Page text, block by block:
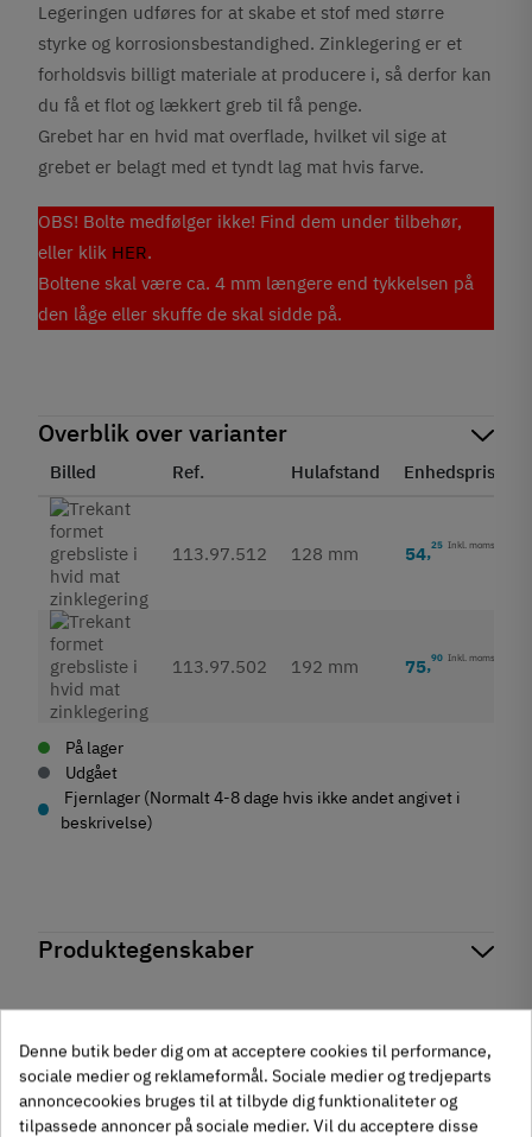
Legeringen udføres for at skabe et stof med større
styrke og korrosionsbestandighed. Zinklegering er et
forholdsvis billigt materiale at producere i, så derfor kan
du få et flot og lækkert greb til få penge.
Grebet har en hvid mat overflade, hvilket vil sige at
grebet er belagt med et tyndt lag mat hvis farve.
OBS! Bolte medfølger ikke! Find dem under tilbehør,
eller klik HER.
Boltene skal være ca. 4 mm længere end tykkelsen på
den låge eller skuffe de skal sidde på.
Overblik over varianter
Billed Ref. Hulafstand Enhedspris
113.97.512 128 mm 54,25 Inkl. moms
113.97.502 192 mm 75,90 Inkl. moms
På lager
Udgået
Fjernlager (Normalt 4-8 dage hvis ikke andet angivet i
beskrivelse)
Produktegenskaber
Reference113.97.512
På lager 0 Varer
Produktinformation
Materiale
Anmeldelser
chat Anmeldelser (0)
Andre købte også
Denne butik beder dig om at acceptere cookies til performance,
sociale medier og reklameformål. Sociale medier og tredjeparts
annoncecookies bruges til at tilbyde dig funktionaliteter og
tilpassede annoncer på sociale medier. Vil du acceptere disse